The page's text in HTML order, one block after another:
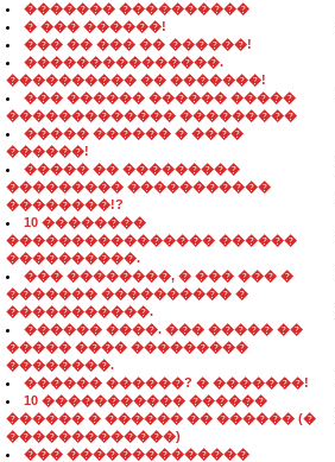
������� ����������
� ��� ������!
��� �� ��� �� ������!
���������������.
���������� �� �������!
��� ������ ������ �����
������������� ���������
����� ������ � ����
������!
����� �� ���������
��������� �����������
��������!?
10 ��������
���������������� ������
����������.
��� ��������, � ��� ��� �
������� ���������� �
�����������.
������ ����. ��� ����� ��
����� ���� ���������
��������.
������ ������? � �������!
10 ����������� ������
������ � ������ �� ������ (�
�������������)
��� ��������������